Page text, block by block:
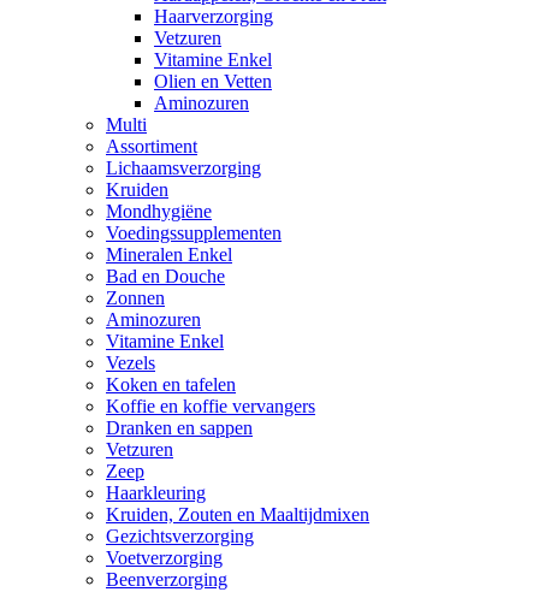
Haarverzorging
Vetzuren
Vitamine Enkel
Olien en Vetten
Aminozuren
Multi
Assortiment
Lichaamsverzorging
Kruiden
Mondhygiëne
Voedingssupplementen
Mineralen Enkel
Bad en Douche
Zonnen
Aminozuren
Vitamine Enkel
Vezels
Koken en tafelen
Koffie en koffie vervangers
Dranken en sappen
Vetzuren
Zeep
Haarkleuring
Kruiden, Zouten en Maaltijdmixen
Gezichtsverzorging
Voetverzorging
Beenverzorging